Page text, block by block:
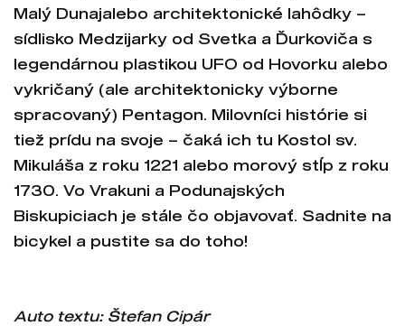
Malý Dunajalebo architektonické lahôdky –
sídlisko Medzijarky od Svetka a Ďurkoviča s
legendárnou plastikou UFO od Hovorku alebo
vykričaný (ale architektonicky výborne
spracovaný) Pentagon. Milovníci histórie si
tiež prídu na svoje – čaká ich tu Kostol sv.
Mikuláša z roku 1221 alebo morový stĺp z roku
1730. Vo Vrakuni a Podunajských
Biskupiciach je stále čo objavovať. Sadnite na
bicykel a pustite sa do toho!
Auto textu: Štefan Cipár